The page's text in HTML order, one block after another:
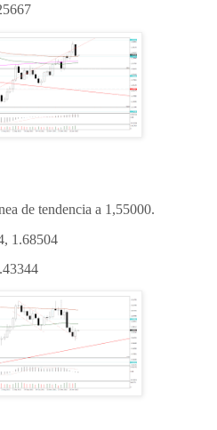
de tendencia a 1,55000.
1.68504